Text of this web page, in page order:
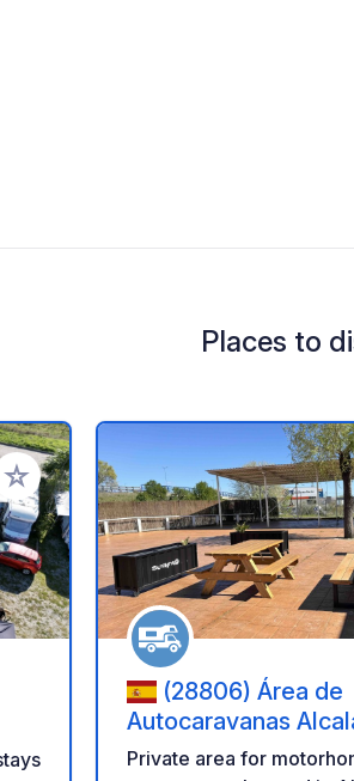
Places to
to your favorites
(28806) Área de
Autocaravanas
Henares
Private area for